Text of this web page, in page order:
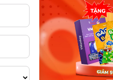
Diễn giải
Là những từ biến đổi danh
riêng được hình thành từ